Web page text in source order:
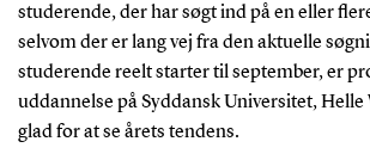
studerende, der har søgt ind på en eller
selvom der er lang vej fra den aktuelle
studerende reelt starter til september, er
uddannelse på Syddansk Universitet, Helle
glad for at se årets tendens.